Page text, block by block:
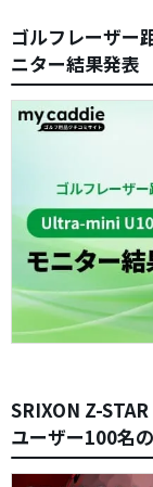
ゴルフレーザ
ニター結果発表
SRIXON Z-
ユーザー100名